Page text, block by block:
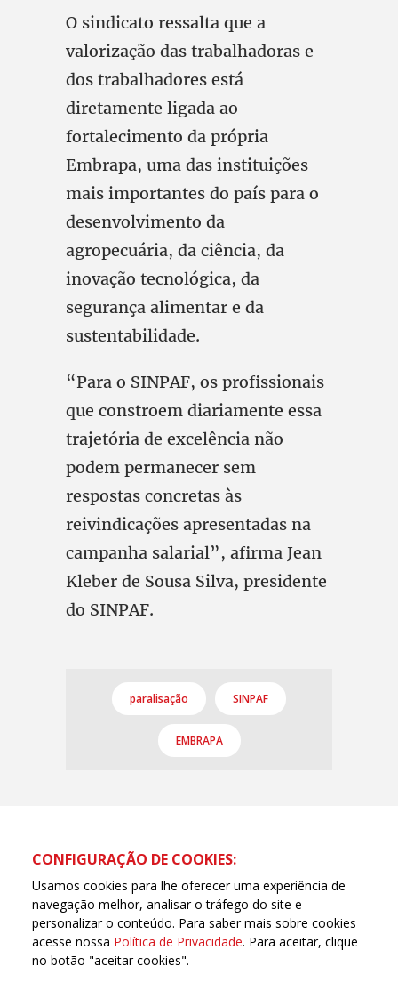
O sindicato ressalta que a
valorização das trabalhadoras e
dos trabalhadores está
diretamente ligada ao
fortalecimento da própria
Embrapa, uma das instituições
mais importantes do país para o
desenvolvimento da
agropecuária, da ciência, da
inovação tecnológica, da
segurança alimentar e da
sustentabilidade.
“Para o SINPAF, os profissionais
que constroem diariamente essa
trajetória de excelência não
podem permanecer sem
respostas concretas às
reivindicações apresentadas na
campanha salarial”, afirma Jean
Kleber de Sousa Silva, presidente
do SINPAF.
paralisação SINPAF
EMBRAPA
CONFIGURAÇÃO DE COOKIES:
Usamos cookies para lhe oferecer uma experiência de
navegação melhor, analisar o tráfego do site e
personalizar o conteúdo. Para saber mais sobre cookies
acesse nossa Política de Privacidade. Para aceitar, clique
no botão "aceitar cookies".